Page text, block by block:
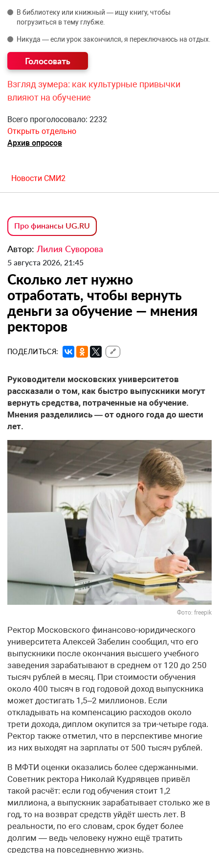
В библиотеку или книжный — ищу книгу, чтобы
погрузиться в тему глубже.
Никуда — если урок закончился, я переключаюсь на отдых.
Взгляд зумера: как культурные привычки
влияют на обучение
Всего проголосовало: 2232
Открыть отдельно
Архив опросов
Новости СМИ2
Про финансы UG.RU
Автор: Лилия Суворова
5 августа 2026, 21:45
Сколько лет нужно
отработать, чтобы вернуть
деньги за обучение — мнения
ректоров
ПОДЕЛИТЬСЯ: 🔗
Руководители московских университетов
рассказали о том, как быстро выпускники могут
вернуть средства, потраченные на обучение.
Мнения разделились — от одного года до шести
лет.
Фото: freepik
Ректор Московского финансово-юридического
университета Алексей Забелин сообщил, что его
выпускники после окончания высшего учебного
заведения зарабатывают в среднем от 120 до 250
тысяч рублей в месяц. При стоимости обучения
около 400 тысяч в год годовой доход выпускника
может достигать 1,5–2 миллионов. Если
откладывать на компенсацию расходов около
трети дохода, диплом окупится за три-четыре года.
Ректор также отметил, что в перспективе многие
из них выходят на зарплаты от 500 тысяч рублей.
В МФТИ оценки оказались более сдержанными.
Советник ректора Николай Кудрявцев привёл
такой расчёт: если год обучения стоит 1,2
миллиона, а выпускник зарабатывает столько же в
год, то на возврат средств уйдёт шесть лет. В
реальности, по его словам, срок будет более
долгим — ведь человеку нужно ещё тратить
средства на повседневную жизнь.